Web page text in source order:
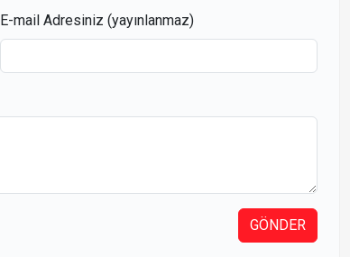
E-mail Adresiniz (yayınlanmaz)
GÖNDER